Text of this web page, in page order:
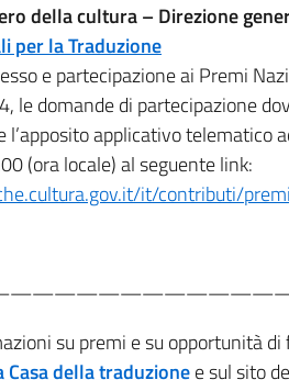
della cultura – Direzione
per la Traduzione
e partecipazione ai Premi
le domande di partecipazione
applicativo telematico
(ora locale) al seguente link:
it/contributi/
su premi e su opportunità
Casa della traduzionee sul sito